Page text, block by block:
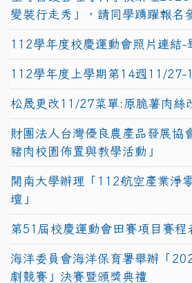
變裝行走秀」，請同學踴躍報名
112學年度校慶運動會照片連結-
112學年度上學期第14週11/27-
松晟更改11/27菜單:原脆薯肉絲
財團法人台灣優良農產品發展協
豬肉校園佈置與教學活動」
開南大學辦理「112航空產業淨
壇」
第51屆校慶運動會田賽項目賽程
海洋委員會海洋保育署舉辦「
劇競賽」決賽暨頒獎典禮